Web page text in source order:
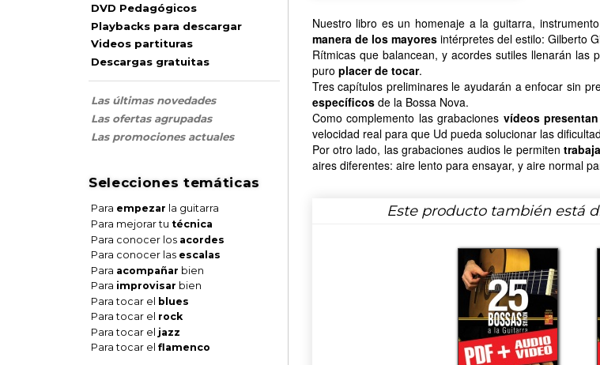
DVD Pedagógicos
Playbacks para descargar
Videos partituras
Descargas gratuitas
Las últimas novedades
Las ofertas agrupadas
Las promociones actuales
Selecciones temáticas
Para empezar la guitarra
Para mejorar tu técnica
Para conocer los acordes
Para conocer las escalas
Para acompañar bien
Para improvisar bien
Para tocar el blues
Para tocar el rock
Para tocar el jazz
Para tocar el flamenco
Nuestro libro es un homenaje a la guitarra,
manera de los mayoresintérpretes del estilo: Gilberto
Rítmicas que balancean, y acordes sutiles llenarán
puro placer de tocar.
Tres capítulos preliminares le ayudarán a enfocar sin
específicosde la Bossa Nova.
Como complemento las grabaciones vídeos
velocidad real para que Ud pueda solucionar las
Por otro lado, las grabaciones audios le permiten
aires diferentes: aire lento para ensayar, y aire normal
Este producto también está